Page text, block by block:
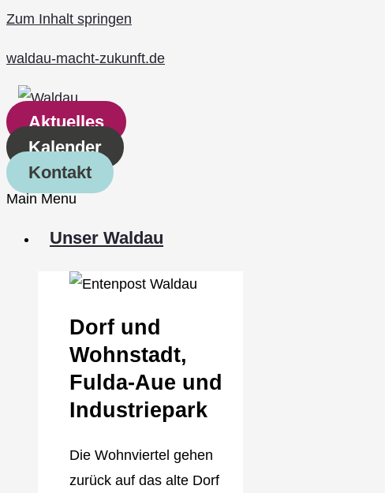
Zum Inhalt springen
waldau-macht-zukunft.de
Aktuelles
Kalender
Kontakt
Main Menu
Unser Waldau
Dorf und
Wohnstadt,
Fulda‐Aue und
Industriepark
Die Wohnviertel gehen
zurück auf das alte Dorf